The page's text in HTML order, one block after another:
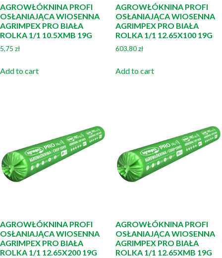
AGROWŁÓKNINA PROFI
OSŁANIAJĄCA WIOSENNA
AGRIMPEX PRO BIAŁA
ROLKA 1/1 10.5XMB 19G
5,75 zł
Add to cart
AGROWŁÓKNINA PROFI
OSŁANIAJĄCA WIOSENNA
AGRIMPEX PRO BIAŁA
ROLKA 1/1 12.65X100 19G
603,80zł
Add to cart
AGROWŁÓKNINA PROFI
OSŁANIAJĄCA WIOSENNA
AGRIMPEX PRO BIAŁA
ROLKA 1/1 12.65X200 19G
AGROWŁÓKNINA PROFI
OSŁANIAJĄCA WIOSENNA
AGRIMPEX PRO BIAŁA
ROLKA 1/1 12.65XMB 19G